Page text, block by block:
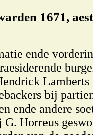
1671,
ende
Lamberts
bij
ende andere
Horreus